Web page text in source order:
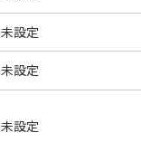
未設定
未設定
未設定